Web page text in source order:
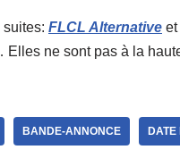
suites: FLCL Alternative et
ne sont pas à la
BANDE-ANNONCE DATE